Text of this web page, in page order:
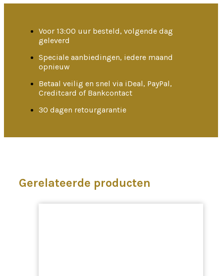
Voor 13:00 uur besteld, volgende dag
geleverd
Speciale aanbiedingen, iedere maand
opnieuw
Betaal veilig en snel via iDeal, PayPal,
Creditcard of Bankcontact
30 dagen retourgarantie
Gerelateerde producten